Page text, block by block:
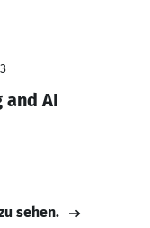
and AI
sehen.